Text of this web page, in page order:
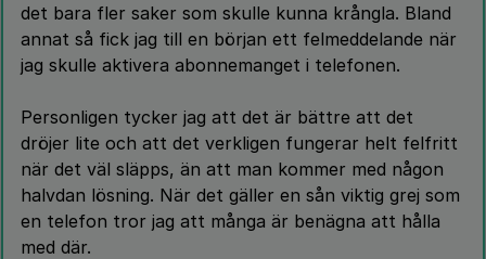
det bara fler saker som skulle kunna krångla. Bland
annat så fick jag till en början ett felmeddelande när
jag skulle aktivera abonnemanget i telefonen.
Personligen tycker jag att det är bättre att det
dröjer lite och att det verkligen fungerar helt felfritt
när det väl släpps, än att man kommer med någon
halvdan lösning. När det gäller en sån viktig grej som
en telefon tror jag att många är benägna att hålla
med där.